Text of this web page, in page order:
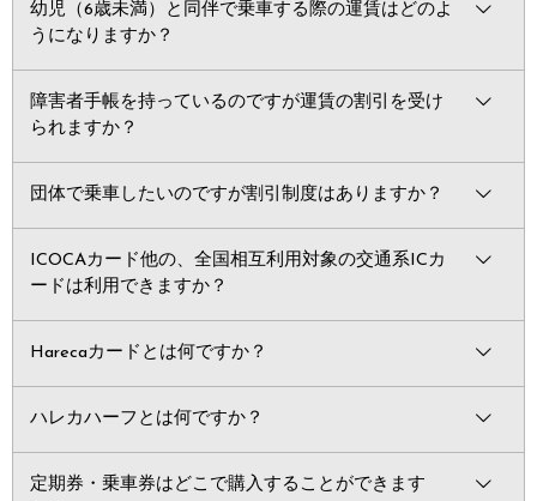
幼児（6歳未満）と同伴で乗車する際の運賃はどのよ
うになりますか？
障害者手帳を持っているのですが運賃の割引を受け
られますか？
団体で乗車したいのですが割引制度はありますか？
ICOCAカード他の、全国相互利用対象の交通系ICカ
ードは利用できますか？
Harecaカードとは何ですか？
ハレカハーフとは何ですか？
定期券・乗車券はどこで購入することができます